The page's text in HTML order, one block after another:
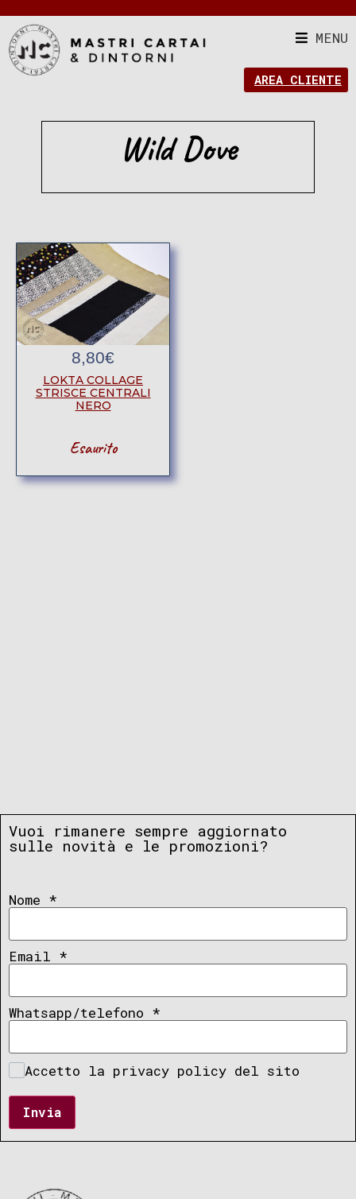
MENU
AREA CLIENTE
Wild Dove
8,80€
LOKTA COLLAGE
STRISCE CENTRALI
NERO
Esaurito
Vuoi rimanere sempre aggiornato
sulle novità e le promozioni?
Nome *
Email *
Whatsapp/telefono *
Accetto la privacy policy del sito
Invia